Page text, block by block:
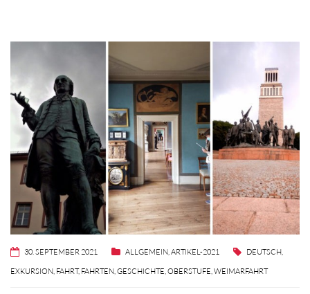
30. SEPTEMBER 2021 ALLGEMEIN,ARTIKEL-2021 DEUTSCH,
EXKURSION, FAHRT, FAHRTEN,GESCHICHTE,OBERSTUFE,WEIMARFAHRT